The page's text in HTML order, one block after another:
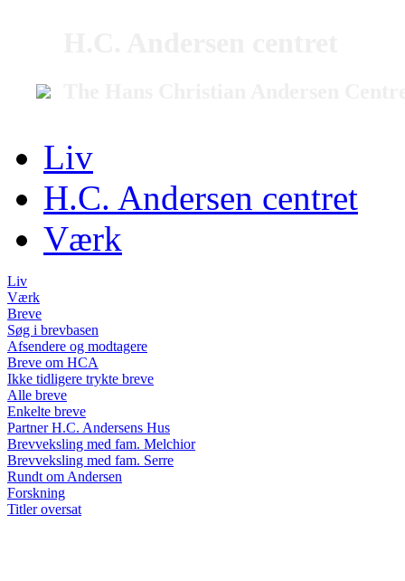
Liv
H.C. Andersen centret
Værk
Liv
Værk
Breve
Søg i brevbasen
Afsendere og modtagere
Breve om HCA
Ikke tidligere trykte breve
Alle breve
Enkelte breve
Partner H.C. Andersens Hus
Brevveksling med fam. Melchior
Brevveksling med fam. Serre
Rundt om Andersen
Forskning
Titler oversat